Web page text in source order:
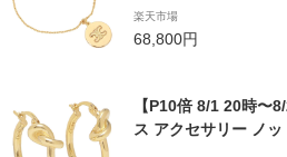
5OR【返品OK】
楽天市場
68,800円
【P10倍 8/1 20時〜
ス アクセサリー ノ